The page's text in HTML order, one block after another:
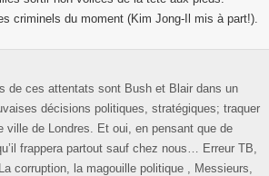
criminels du moment (Kim Jong-Il mis à part!).
de ces attentats sont Bush et Blair dans un
décisions politiques, stratégiques; traquer
ville de Londres. Et oui, en pensant que de
frappera partout sauf chez nous… Erreur TB,
corruption, la magouille politique , Messieurs,